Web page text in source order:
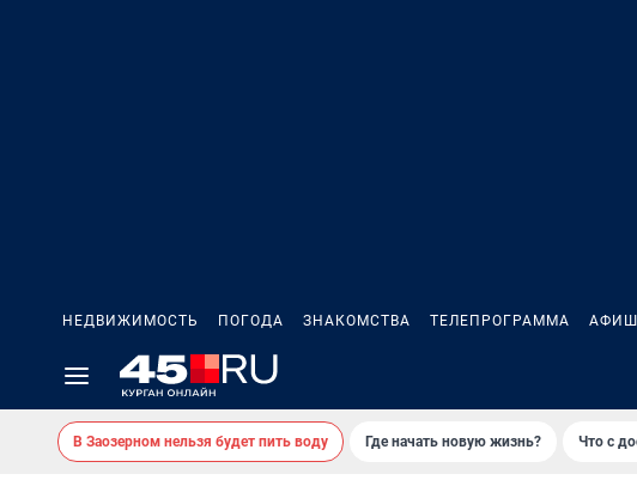
НЕДВИЖИМОСТЬ ПОГОДА ЗНАКОМСТВА ТЕЛЕПРОГРАММА
В Заозерном нельзя будет пить воду Где начать новую жизнь? Что с